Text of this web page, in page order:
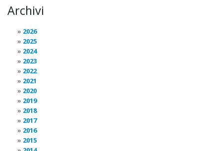
Archivi
2026
2025
2024
2023
2022
2021
2020
2019
2018
2017
2016
2015